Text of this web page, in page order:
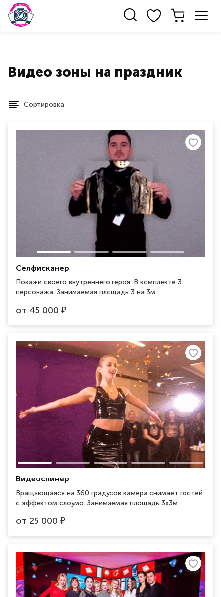
Видео зоны на праздник
Сортировка
Селфисканер
Покажи своего внутреннего героя. В комплекте 3
персонажа. Занимаемая площадь 3 на 3м
от 45 000 ₽
Видеоспинер
Вращающаяся на 360 градусов камера снимает гостей
с эффектом слоумо. Занимаемая площадь 3х3м
от 25 000 ₽